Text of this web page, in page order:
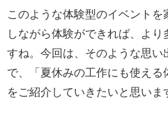
このような体験型のイベント
しながら体験ができれば、より
すね。今回は、そのような思い
で、「夏休みの工作にも使える
をご紹介していきたいと思いま